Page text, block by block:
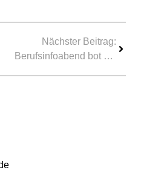
Nächster Beitrag:
Berufsinfoabend bot viele Einblicke